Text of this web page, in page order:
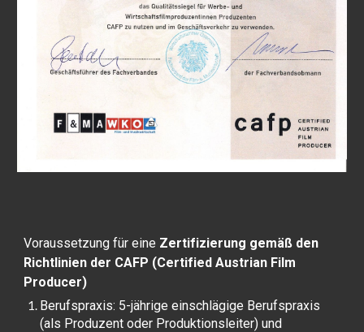
Voraussetzung für eine Zertifizierung gemäß den
Richtlinien der CAFP (Certified Austrian Film
Producer)
Berufspraxis: 5-jährige einschlägige Berufspraxis
(als Produzent oder Produktionsleiter) und